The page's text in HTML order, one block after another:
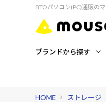
BTOパソコン(PC)通販の
ブランドから探す
HOME ストレージ